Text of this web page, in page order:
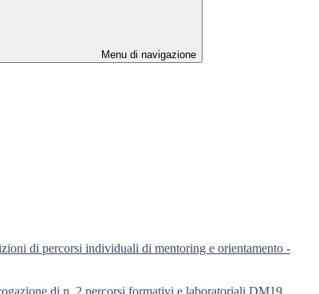
Menu di navigazione
di percorsi individuali di mentoring e orientamento -